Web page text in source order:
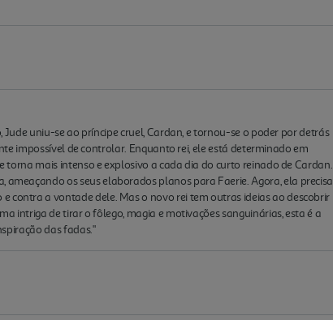
uniu-se ao príncipe cruel, Cardan, e tornou-se o poder por detrás
impossível de controlar. Enquanto rei, ele está determinado em
mais intenso e explosivo a cada dia do curto reinado de Cardan.
os seus elaborados planos para Faerie. Agora, ela precisa
contra a vontade dele. Mas o novo rei tem outras ideias ao descobrir
intriga de tirar o fôlego, magia e motivações sanguinárias, esta é a
das fadas."